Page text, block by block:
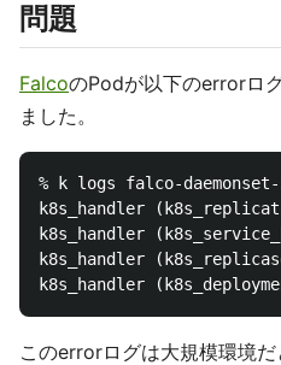
問題
FalcoのPodが以下のerrorロ
ました。
% k logs falco-
k8s_handler
k8s_handler
k8s_handler
このerrorログは大規模環境